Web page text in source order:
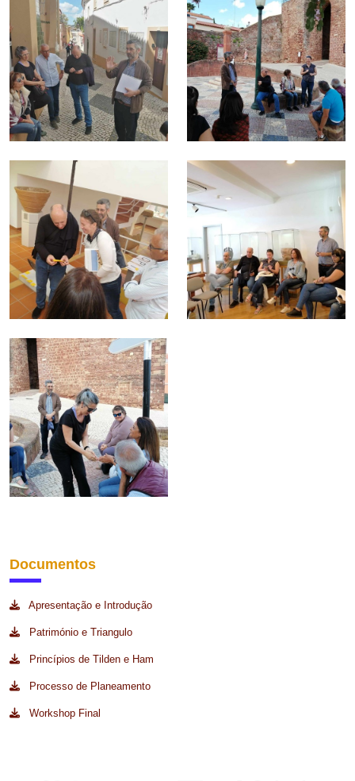
Documentos
Apresentação e Introdução
Património e Triangulo
Princípios de Tilden e Ham
Processo de Planeamento
Workshop Final